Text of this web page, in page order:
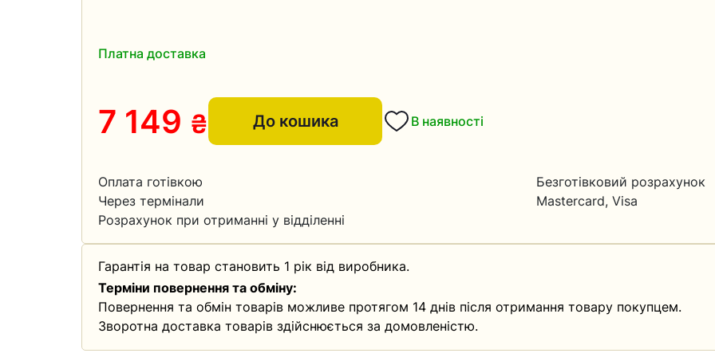
Платна доставка
7 149 ₴ До кошика В наявності
Оплата готівкою
Безготівковий розрахунок
Через термінали
Mastercard, Visa
Розрахунок при отриманні у відділенні
Гарантія на товар становить 1 рік від виробника.
Терміни повернення та обміну:
Повернення та обмін товарів можливе протягом 14 днів після отримання товару покупцем.
Зворотна доставка товарів здійснюється за домовленістю.